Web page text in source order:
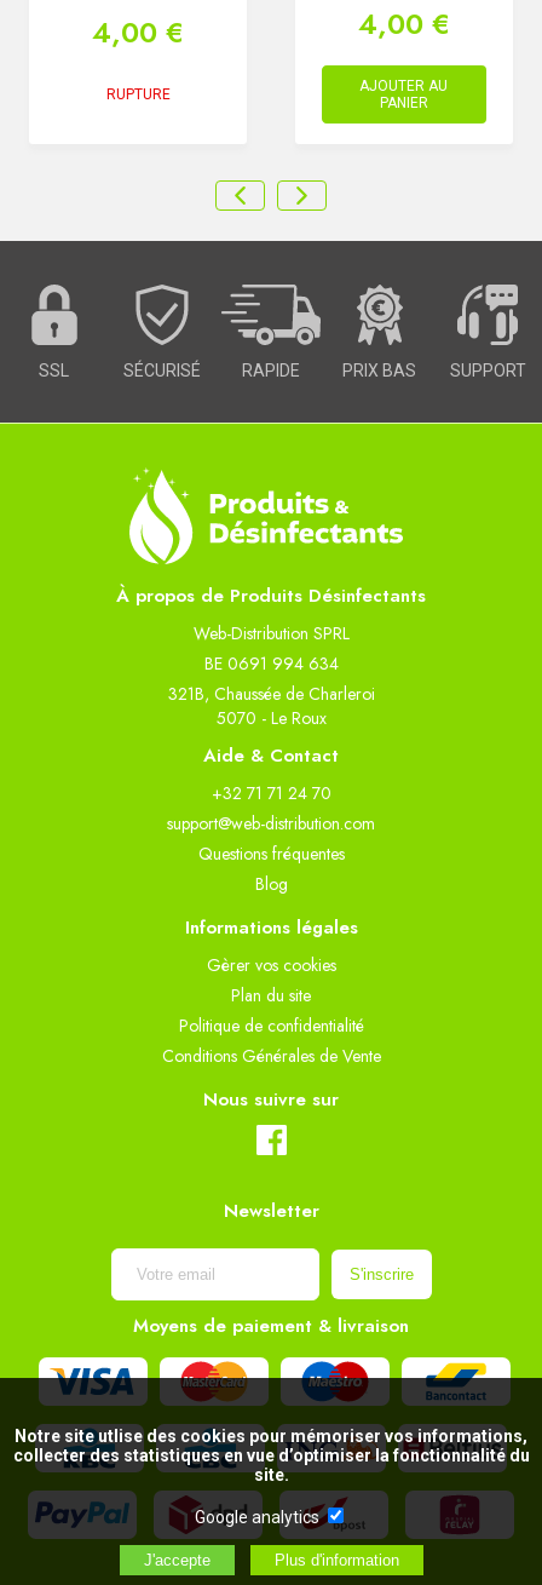
4,00 €
RUPTURE
4,00 €
AJOUTER AU
PANIER
SSL SÉCURISÉ RAPIDE PRIX BAS SUPPORT
À propos de Produits Désinfectants
Web-Distribution SPRL
BE 0691 994 634
321B, Chaussée de Charleroi
5070 - Le Roux
Aide & Contact
+32 71 71 24 70
support@web-distribution.com
Questions fréquentes
Blog
Informations légales
Gèrer vos cookies
Plan du site
Politique de confidentialité
Conditions Générales de Vente
Nous suivre sur
Newsletter
Moyens de paiement & livraison
Notre site utlise des cookies pour mémoriser vos informations,
collecter des statistiques en vue d’optimiser la fonctionnalité du
site.
Google analytics